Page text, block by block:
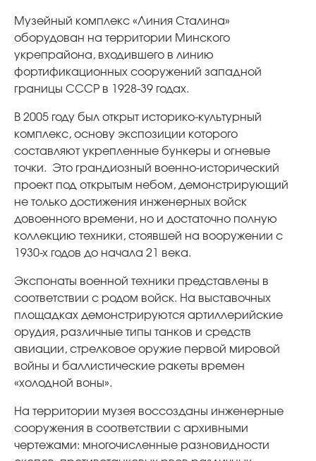
Музейный комплекс «Линия Сталина»
оборудован на территории Минского
укрепрайона, входившего в линию
фортификационных сооружений западной
границы СССР в 1928-39 годах.
В 2005 году был открыт историко-культурный
комплекс, основу экспозиции которого
составляют укрепленные бункеры и огневые
точки. Это грандиозный военно-исторический
проект под открытым небом, демонстрирующий
не только достижения инженерных войск
довоенного времени, но и достаточно полную
коллекцию техники, стоявшей на вооружении с
1930-х годов до начала 21 века.
Экспонаты военной техники представлены в
соответствии с родом войск. На выставочных
площадках демонстрируются артиллерийские
орудия, различные типы танков и средств
авиации, стрелковое оружие первой мировой
войны и баллистические ракеты времен
«холодной воны».
На территории музея воссозданы инженерные
сооружения в соответствии с архивными
чертежами: многочисленные разновидности